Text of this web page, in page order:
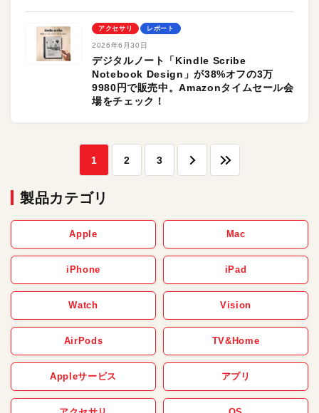
アクセサリ レポート
2026年6月30日
デジタルノート「Kindle Scribe
Notebook Design」が38%オフの3万
9980円で販売中。Amazonタイムセール会
場をチェック！
1 2 3
製品カテゴリ
Apple Mac
iPhone iPad
Watch Vision
AirPods TV&Home
Appleサービス アプリ